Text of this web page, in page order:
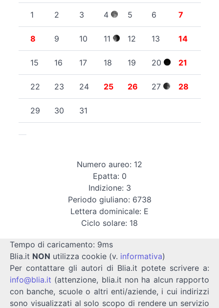
1 2 3 4 5 6 7
8 9 10 11 12 13 14
15 16 17 18 19 20 21
22 23 24 25 26 27 28
29 30 31
Numero aureo: 12
Epatta: 0
Indizione: 3
Periodo giuliano: 6738
Lettera dominicale: E
Ciclo solare: 18
Tempo di caricamento: 9ms
Blia.it NON utilizza cookie (v. informativa)
Per contattare gli autori di Blia.it potete scrivere a:
info@blia.it (attenzione, blia.it non ha alcun rapporto
con banche, scuole o altri enti/aziende, i cui indirizzi
sono visualizzati al solo scopo di rendere un servizio